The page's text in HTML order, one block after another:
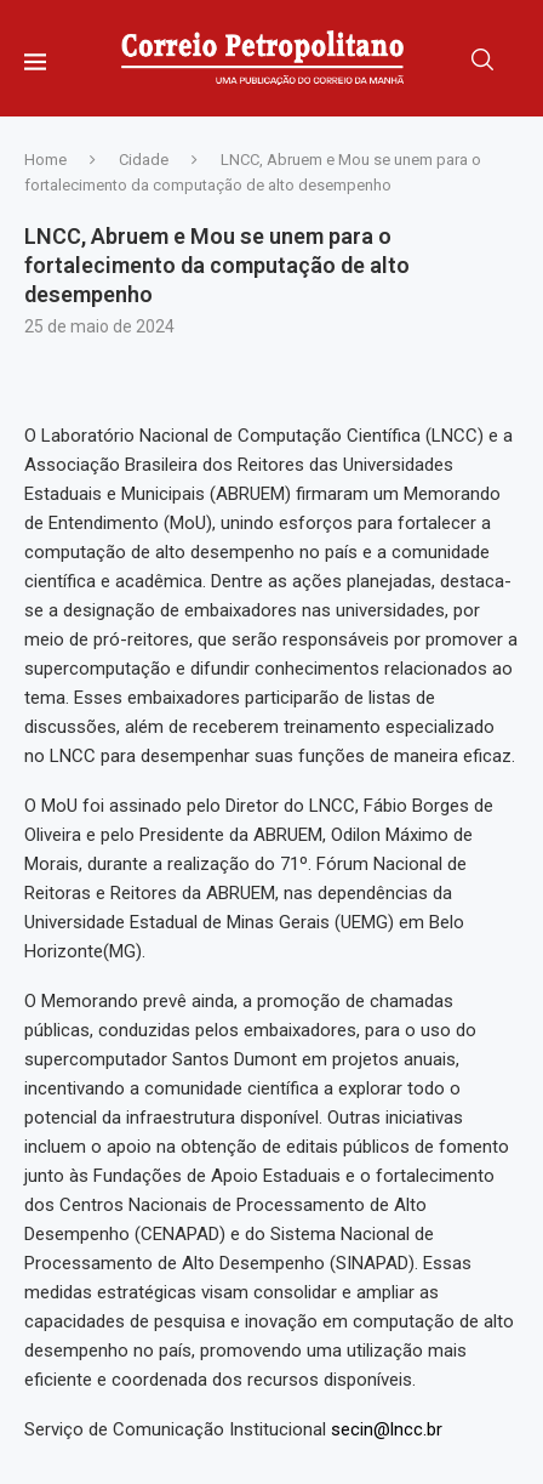
Home Cidade
LNCC, Abruem e Mou se unem para o
fortalecimento da computação de alto desempenho
LNCC, Abruem e Mou se unem para o
fortalecimento da computação de alto
desempenho
25 de maio de 2024
O Laboratório Nacional de Computação Científica (LNCC) e a
Associação Brasileira dos Reitores das Universidades
Estaduais e Municipais (ABRUEM) firmaram um Memorando
de Entendimento (MoU), unindo esforços para fortalecer a
computação de alto desempenho no país e a comunidade
científica e acadêmica. Dentre as ações planejadas, destaca-
se a designação de embaixadores nas universidades, por
meio de pró-reitores, que serão responsáveis por promover a
supercomputação e difundir conhecimentos relacionados ao
tema. Esses embaixadores participarão de listas de
discussões, além de receberem treinamento especializado
no LNCC para desempenhar suas funções de maneira eficaz.
O MoU foi assinado pelo Diretor do LNCC, Fábio Borges de
Oliveira e pelo Presidente da ABRUEM, Odilon Máximo de
Morais, durante a realização do 71º. Fórum Nacional de
Reitoras e Reitores da ABRUEM, nas dependências da
Universidade Estadual de Minas Gerais (UEMG) em Belo
Horizonte(MG).
O Memorando prevê ainda, a promoção de chamadas
públicas, conduzidas pelos embaixadores, para o uso do
supercomputador Santos Dumont em projetos anuais,
incentivando a comunidade científica a explorar todo o
potencial da infraestrutura disponível. Outras iniciativas
incluem o apoio na obtenção de editais públicos de fomento
junto às Fundações de Apoio Estaduais e o fortalecimento
dos Centros Nacionais de Processamento de Alto
Desempenho (CENAPAD) e do Sistema Nacional de
Processamento de Alto Desempenho (SINAPAD). Essas
medidas estratégicas visam consolidar e ampliar as
capacidades de pesquisa e inovação em computação de alto
desempenho no país, promovendo uma utilização mais
eficiente e coordenada dos recursos disponíveis.
Serviço de Comunicação Institucional secin@lncc.br